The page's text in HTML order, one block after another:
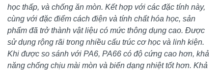
học thấp, và chống ăn mòn. Kết hợp với các đặc tính này,
cùng với đặc điểm cách điện và tính chất hóa học, sản
phẩm đã trở thành vật liệu có mức thông dụng cao. Được
sử dụng rộng rãi trong nhiều cấu trúc cơ học và linh kiện.
Khi được so sánh với PA6, PA66 có độ cứng cao hơn, khả
năng chống chịu mài mòn và biến dạng nhiệt tốt hơn. Khả